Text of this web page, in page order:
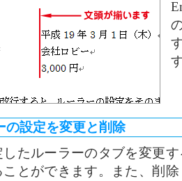
の設定を変更と削除
したルーラーのタブを変更
ことができます。また、削